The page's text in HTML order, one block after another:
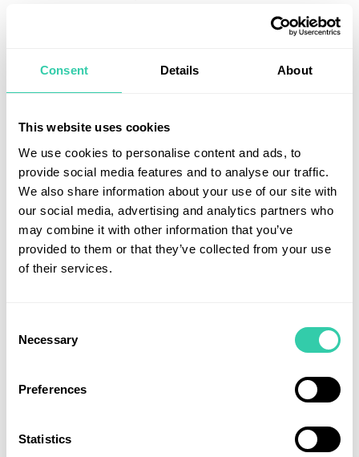
Consent Details About
This website uses cookies
We use cookies to personalise content and ads, to
provide social media features and to analyse our traffic.
We also share information about your use of our site with
our social media, advertising and analytics partners who
may combine it with other information that you’ve
provided to them or that they’ve collected from your use
of their services.
Selection
Necessary
Preferences
Statistics
10%, borde sektorns aktier ha mycket kvar
Sammantaget är vi bekväma med HealthInvest
kassaflöde är 37% lägre än för världsindex och trots
den relativt låga värderingen är fondens förväntade
kassaflödestillväxt signifikant högre. Fonden
kombinerar därmed det bästa av två världar vilket
borde båda gott framöver.
Vänligen klicka här för fondens månadsbrev.